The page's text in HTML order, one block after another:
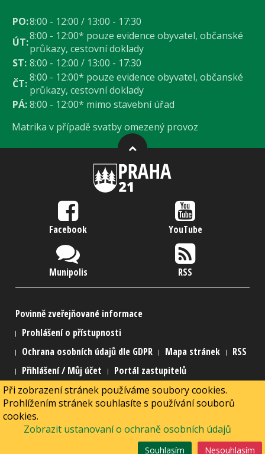
PO:8:00 - 12:00 / 13:00 - 17:30
ÚT:8:00 - 12:00* pouze evidence obyvatel, občanské
průkazy, cestovní doklady
ST: 8:00 - 12:00 / 13:00 - 17:30
ČT:8:00 - 12:00* pouze evidence obyvatel, občanské
průkazy, cestovní doklady
PÁ:8:00 - 12:00* mimo stavební úřad
Matrika v případě svatby omezený provoz
Facebook YouTube
Munipolis RSS
Povinně zveřejňované informace
Prohlášení o přístupnosti
Ochrana osobních údajů dle GDPR
Mapa stránek
RSS
Přihlášení / Můj účet
Portál zastupitelů
2015 Městská část Praha 21
2015 Webmaster
Powered by
Při zobrazení stránek používáme soubory cookies.
Prohlížením stránek souhlasíte s používání souborů
cookies.
Zobrazit ustanovaní o ochraně osobních údajů
Nesouhlasím
Souhlasím